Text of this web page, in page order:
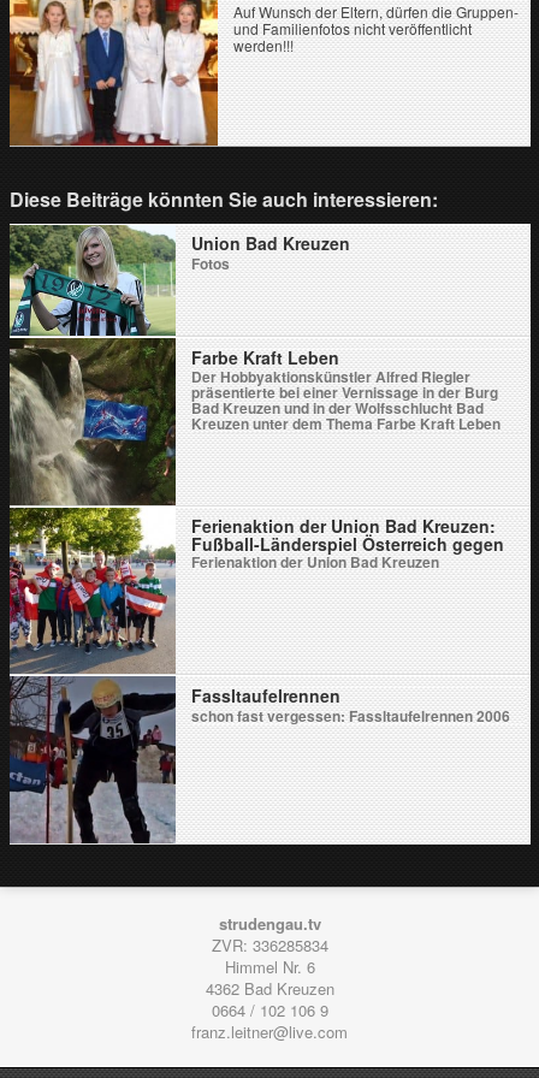
Auf Wunsch der Eltern, dürfen die Gruppen-
und Familienfotos nicht veröffentlicht
werden!!!
Diese Beiträge könnten Sie auch interessieren:
Union Bad Kreuzen
Fotos
Farbe Kraft Leben
Der Hobbyaktionskünstler Alfred Riegler
präsentierte bei einer Vernissage in der Burg
Bad Kreuzen und in der Wolfsschlucht Bad
Kreuzen unter dem Thema Farbe Kraft Leben
eindrucksvoll einige seiner Schüttbilder.
Ferienaktion der Union Bad Kreuzen:
Fußball-Länderspiel Österreich gegen
Türkei und Jugendtag
Ferienaktion der Union Bad Kreuzen
Fassltaufelrennen
schon fast vergessen: Fassltaufelrennen 2006
strudengau.tv
ZVR: 336285834
Himmel Nr. 6
4362 Bad Kreuzen
0664 / 102 106 9
franz.leitner@live.com